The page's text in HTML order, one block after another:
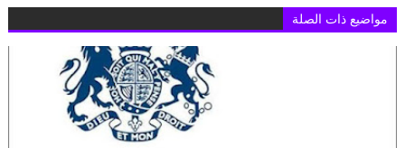
مواضيع ذات الصلة